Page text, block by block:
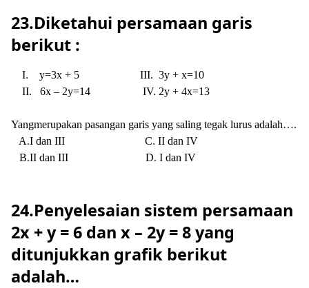
23.Diketahui persamaan garis
berikut :
I. y=3x + 5 III. 3y + x=10
II.
6x – 2y=14 IV. 2y + 4x=13
Yangmerupakan pasangan garis yang saling tegak lurus adalah….
A.I dan III
C. II dan IV
B.II dan III
D. I dan IV
24.Penyelesaian sistem persamaan
2x + y = 6 dan x – 2y = 8 yang
ditunjukkan grafik berikut
adalah…